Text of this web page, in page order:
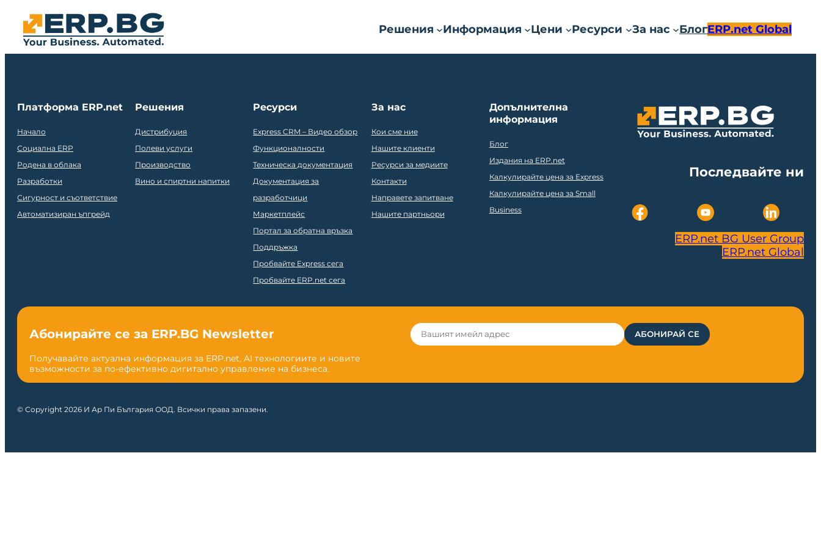
Решения Информация Цени Ресурси За нас БлогERP.net Global
Платформа ERP.net
Начало
Социална ERP
Родена в облака
Разработки
Сигурност и съответствие
Автоматизиран ъпгрейд
Решения
Дистрибуция
Полеви услуги
Производство
Вино и спиртни напитки
Ресурси
Express CRM – Видео обзор
Функционалности
Техническа документация
Документация за
разработчици
Маркетплейс
Портал за обратна връзка
Поддръжка
Пробвайте Express сега
Пробвайте ERP.net сега
За нас
Кои сме ние
Нашите клиенти
Ресурси за медиите
Контакти
Направете запитване
Нашите партньори
Допълнителна
информация
Блог
Издания на ERP.net
Калкулирайте цена за Express
Калкулирайте цена за Small
Business
Последвайте ни
ERP.net BG User Group
ERP.net Global
Абонирайте се за ERP.BG Newsletter
Получавайте актуална информация за ERP.net, AI технологиите и новите
възможности за по-ефективно дигитално управление на бизнеса.
© Copyright 2026 И Ар Пи България ООД. Всички права запазени.